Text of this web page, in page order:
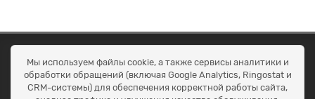
ОКЕАН ТРЕЙД
Договір публичної оферти
Доставка та оплата
Наші контакти
Мы используем файлы cookie, а также сервисы аналитики и
обработки обращений (включая Google Analytics, Ringostat и
CRM-системы) для обеспечения корректной работы сайта,